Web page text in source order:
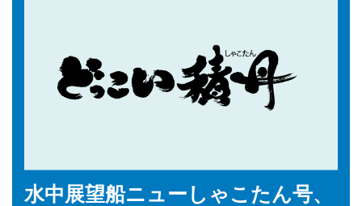
水中展望船ニューしゃこたん号、